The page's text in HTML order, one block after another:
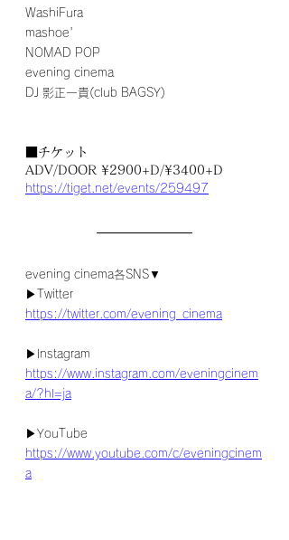
WashiFura
mashoe'
NOMAD POP
evening cinema
DJ 影正一貴(club BAGSY)
■チケット
ADV/DOOR ¥2900+D/¥3400+D
https://tiget.net/events/259497
evening cinema各SNS▼
▶Twitter
https://twitter.com/evening_cinema
▶Instagram
https://www.instagram.com/eveningcinem
a/?hl=ja
▶YouTube
https://www.youtube.com/c/eveningcinem
a